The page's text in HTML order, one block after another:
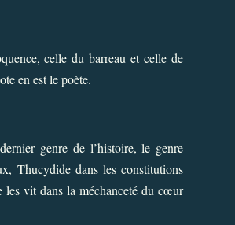
celle du barreau et celle de
en est le poète.
genre de l’histoire, le genre
Thucydide dans les constitutions
les vit dans la méchanceté du cœur